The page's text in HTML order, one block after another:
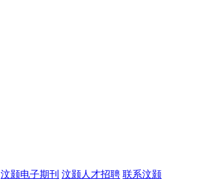
汶颢电子期刊 汶颢人才招聘 联系汶颢